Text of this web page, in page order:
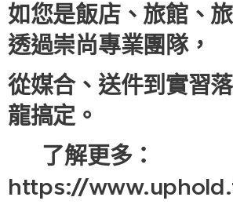
如您是飯店、旅館、
透過崇尚專業團隊，
從媒合、送件到實習
龍搞定。
🔗 了解更多：
https://